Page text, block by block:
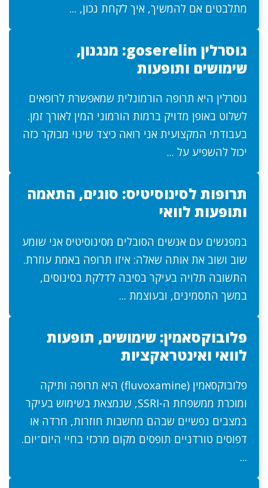
מתלבטים אם להמשיך, איך לקחת נכון, ...
גוסרלין goserelin: מנגנון,
שימושים ותופעות
גוסרלין היא תרופה הורמונלית שמאפשרת לרופאים
לשלוט באופן מדויק ברמות הורמוני המין לאורך זמן.
בעבודתי המקצועית אני רואה כיצד שינוי מבוקר כזה
יכול להשפיע על ...
תרופות לסינוסיטיס: סוגים, התאמה
ותופעות לוואי
במפגשים עם אנשים הסובלים מסינוסיטיס אני שומע
שוב ושוב את אותה שאלה: איזו תרופה באמת עוזרת.
התשובה תלויה בעיקר בסיבה לדלקת בסינוסים,
במשך התסמינים, ובעוצמת ...
פלובוקסאמין: שימושים, תופעות
לוואי ואינטראקציות
פלובוקסאמין (fluvoxamine) היא תרופה ותיקה
ומוכרת ממשפחת ה-SSRI, שנמצאת בשימוש בעיקר
במצבים נפשיים שבהם מחשבות חוזרות, חרדה או
דפוסים טורדניים תופסים מקום מרכזי בחיי היום־יום.
...